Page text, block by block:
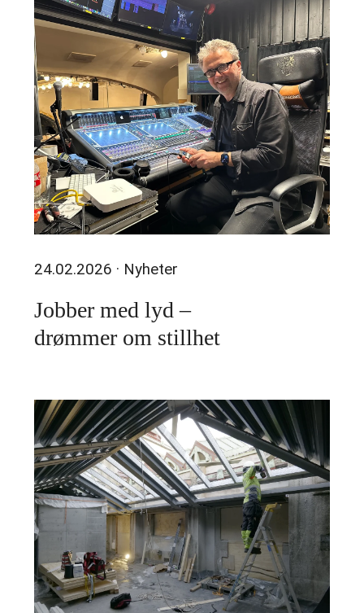
24.02.2026 · Nyheter
Jobber med lyd –
drømmer om stillhet